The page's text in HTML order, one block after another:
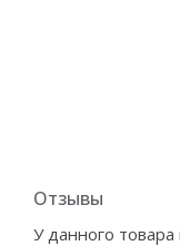
Отзывы
У данного